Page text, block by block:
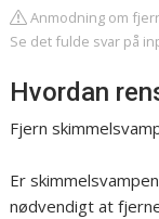
Anmodning om
Se det fulde svar på
Hvordan
Fjern
Er
nødvendigt at